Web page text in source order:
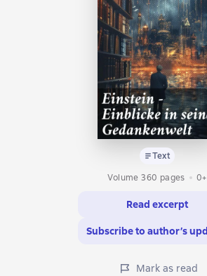
Text
Volume 360 pages
0+
Read excerpt
Subscribe to author’s
Mark as read